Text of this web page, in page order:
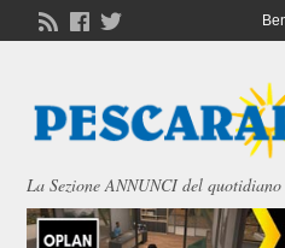
La Sezione ANNUNCI del